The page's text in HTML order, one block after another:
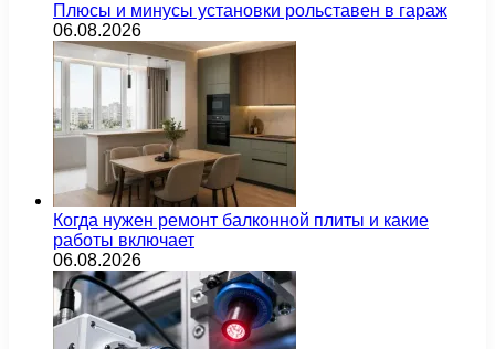
Плюсы и минусы установки рольставен в гараж
06.08.2026
Когда нужен ремонт балконной плиты и какие
работы включает
06.08.2026